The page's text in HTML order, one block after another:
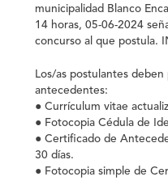
municipalidad Blanco
14 horas, 05-06-2024
concurso al que postula.
Los/as postulantes
antecedentes:
● Currículum vitae
● Fotocopia Cédula de
● Certificado de
30 días.
● Fotocopia simple de